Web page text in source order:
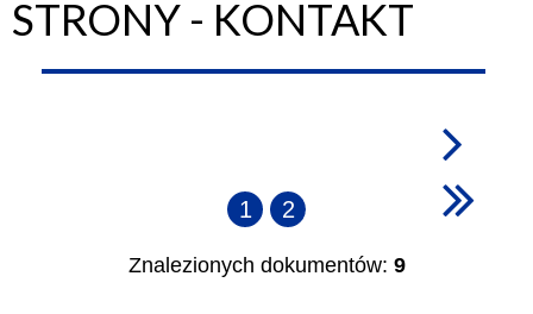
STRONY - KONTAKT
1 2
Znalezionych dokumentów: 9